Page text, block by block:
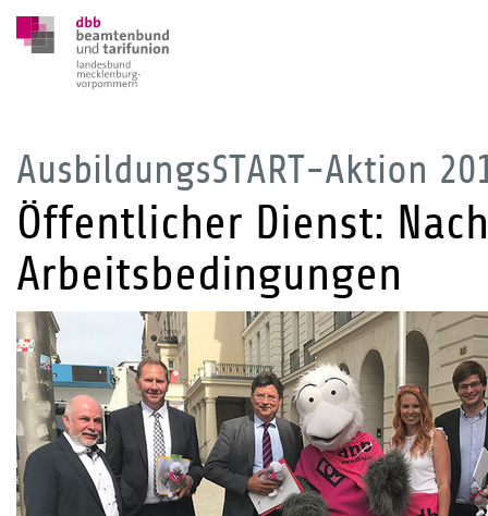
AusbildungsSTART-Aktion
Öffentlicher Dienst:
Arbeitsbedingungen